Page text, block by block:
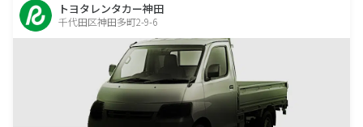
トヨタレンタカー神田
千代田区神田多町2-9-6